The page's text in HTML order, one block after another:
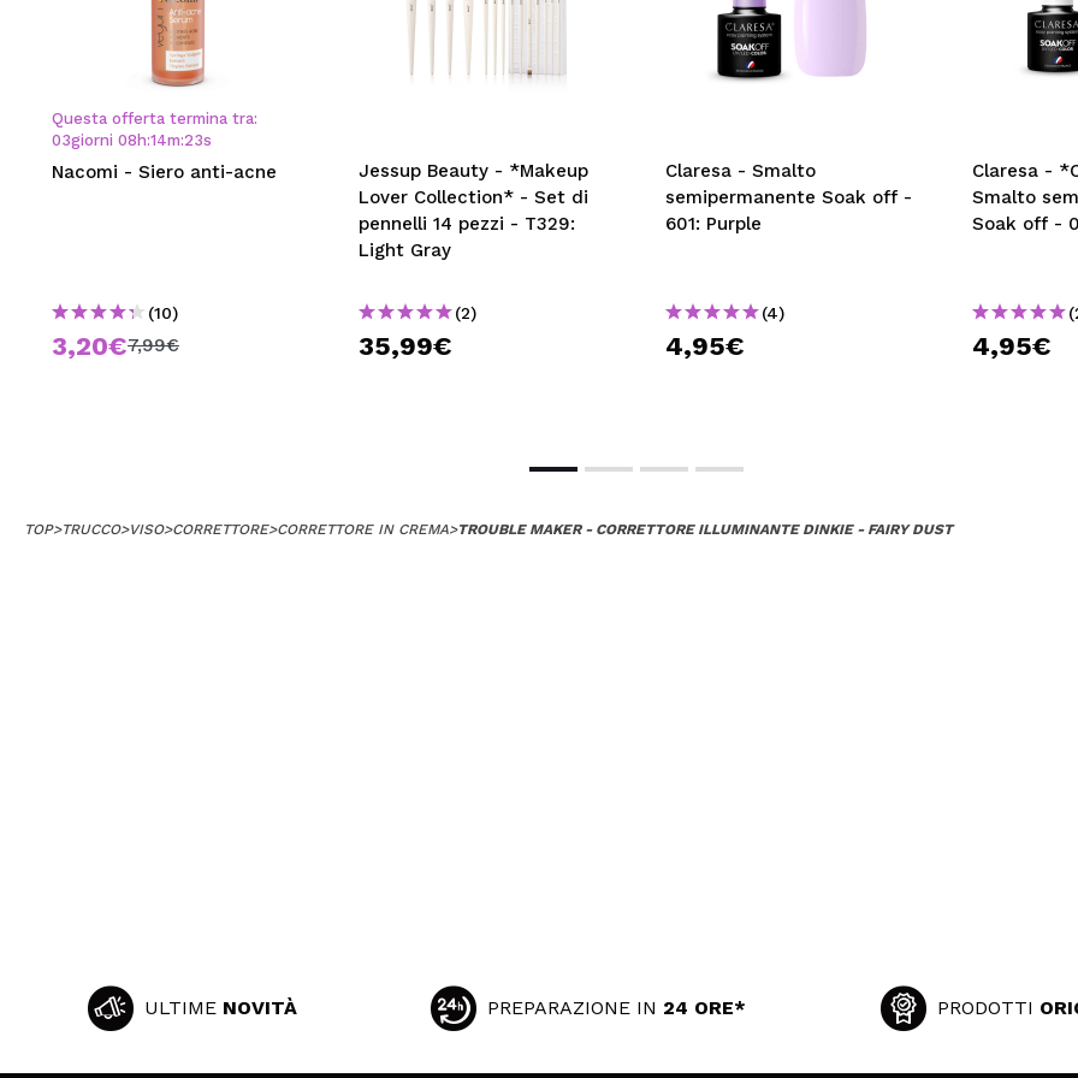
Questa offerta termina tra:
03giorni 08 h:14m:23s
Nacomi - Siero anti-acne
(10)
3,20€7,99€
Jessup Beauty - *Makeup
Lover Collection* - Set di
pennelli 14 pezzi - T329:
Light Gray
(2)
35,99€
Claresa - Smalto
semipermanente Soak off -
601: Purple
(4)
4,95€
Claresa -
Smalto
Soak off -
4,95€
TOP>TRUCCO>VISO>CORRETTORE>CORRETTORE IN CREMA>TROUBLE MAKER - CORRETTORE ILLUMINANTE DINKIE - FAIRY DUST
ULTIME NOVITÀ PREPARAZIONE IN 24 ORE* PRODOTTI